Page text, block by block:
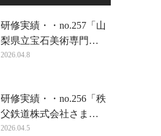
研修実績・・no.257「山
梨県立宝石美術専門…
2026.04.8
研修実績・・no.256「秩
父鉄道株式会社さま…
2026.04.5